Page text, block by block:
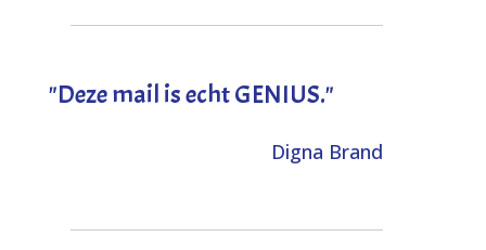
"Deze mail is echt GENIUS."
Digna Brand